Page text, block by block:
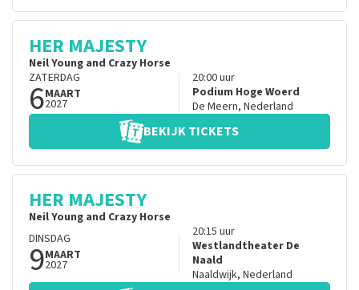
HER MAJESTY
Neil Young and Crazy Horse
ZATERDAG
6MAART
2027
20:00uur
Podium Hoge Woerd
De Meern, Nederland
BEKIJK TICKETS
HER MAJESTY
Neil Young and Crazy Horse
DINSDAG
9MAART
2027
20:15 uur
Westlandtheater De
Naald
Naaldwijk, Nederland